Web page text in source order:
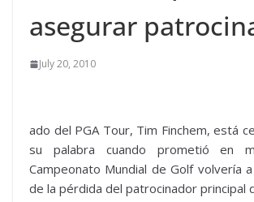
asegurar
July 20, 2010
ado del PGA Tour, Tim Finchem, está
su palabra cuando prometió en
Campeonato Mundial de Golf volvería
de la pérdida del patrocinador principal